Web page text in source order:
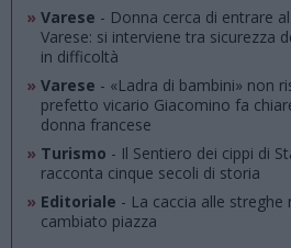
» Varese - Donna cerca di entrare
Varese: si interviene tra sicurezza
in difficoltà
» Varese - «Ladra di bambini» non
prefetto vicario Giacomino fa
donna francese
» Turismo - Il Sentiero dei cippi di
racconta cinque secoli di storia
» Editoriale - La caccia alle
cambiato piazza